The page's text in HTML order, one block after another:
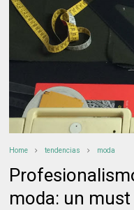
Home tendencias moda
moda: un